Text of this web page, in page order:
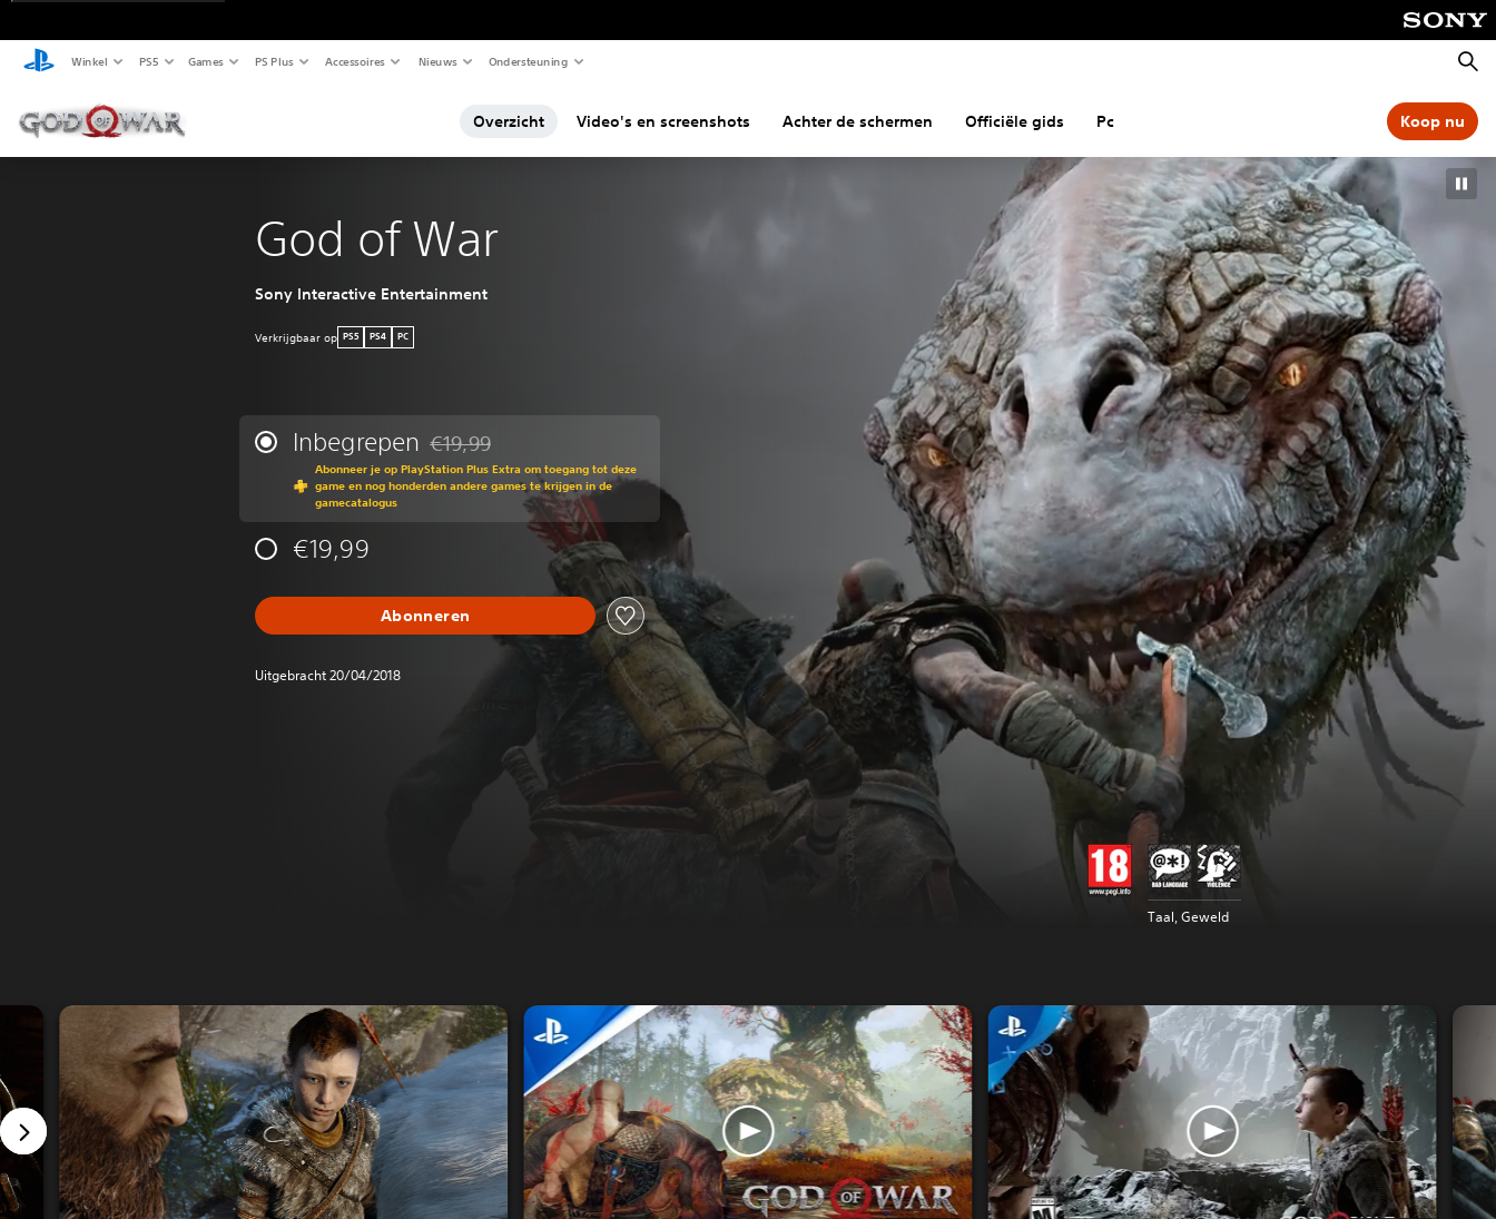
Winkel PS5 Games PS Plus Accessoires Nieuws Ondersteuning
Overzicht Video's en screenshots Achter de schermen Officiële gids Pc Koop nu
God of War
Sony Interactive Entertainment
Verkrijgbaar op PS5 PS4 PC
Inbegrepen Korting ten opzichte van de oorspronkelijke prijs van €19,99
€19,99
Abonneer je op PlayStation Plus Extra om toegang tot deze
game en nog honderden andere games te krijgen in de
gamecatalogus
€19,99
Abonneren
Uitgebracht 20/04/2018
Taal, Geweld